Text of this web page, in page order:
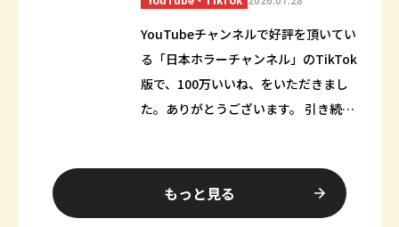
YouTubeチャンネルで好評を頂いてい
る「日本ホラーチャンネル」のTikTok
版で、100万いいね、をいただきまし
た。ありがとうございます。 引き続き
もっと見る